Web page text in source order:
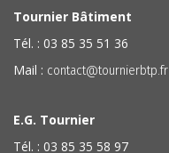
Tournier Bâtiment
Tél. : 03 85 35 51 36
Mail : contact@tournierbtp.fr
E.G. Tournier
Tél. : 03 85 35 58 97